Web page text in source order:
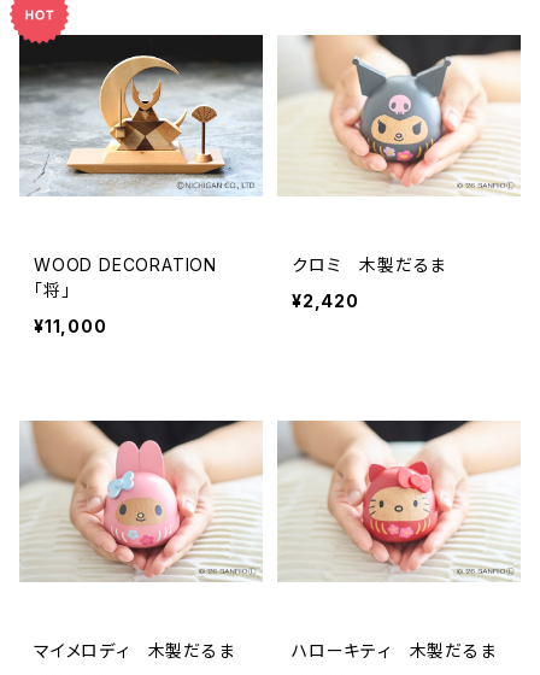
WOOD DECORATION
「将」
¥11,000
クロミ 木製だるま
¥2,420
マイメロディ 木製だるま
ハローキティ 木製だるま